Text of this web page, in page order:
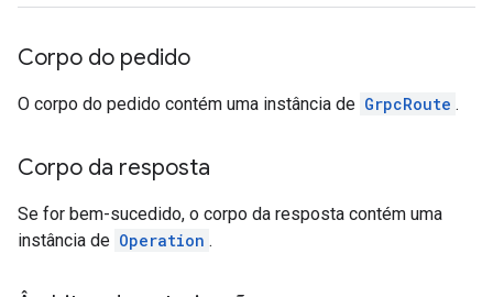
Corpo do pedido
O corpo do pedido contém uma instância de GrpcRoute .
Corpo da resposta
Se for bem-sucedido, o corpo da resposta contém uma
instância de Operation .